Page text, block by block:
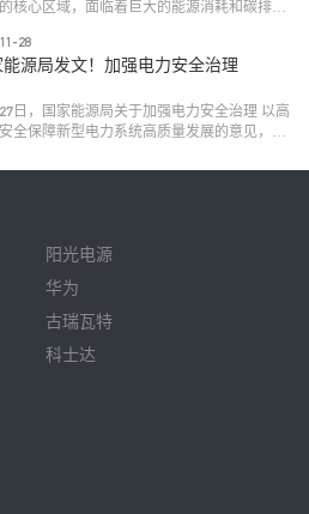
核心区域，面临着巨大的能源消耗和碳排放
转变，并有效管理碳资产，已成为实现高质
的关键路径。鲸能云数智能源管理平台是零
通过数智化手段整合能源运维全流程，助力
成“碳中和”目标。
28
能源局发文！加强电力安全治理
日，国家能源局关于加强电力安全治理 以高
全保障新型电力系统高质量发展的意见，其
能力、提升发电侧风险管控能力等信息。
阳光电源
华为
古瑞瓦特
科士达